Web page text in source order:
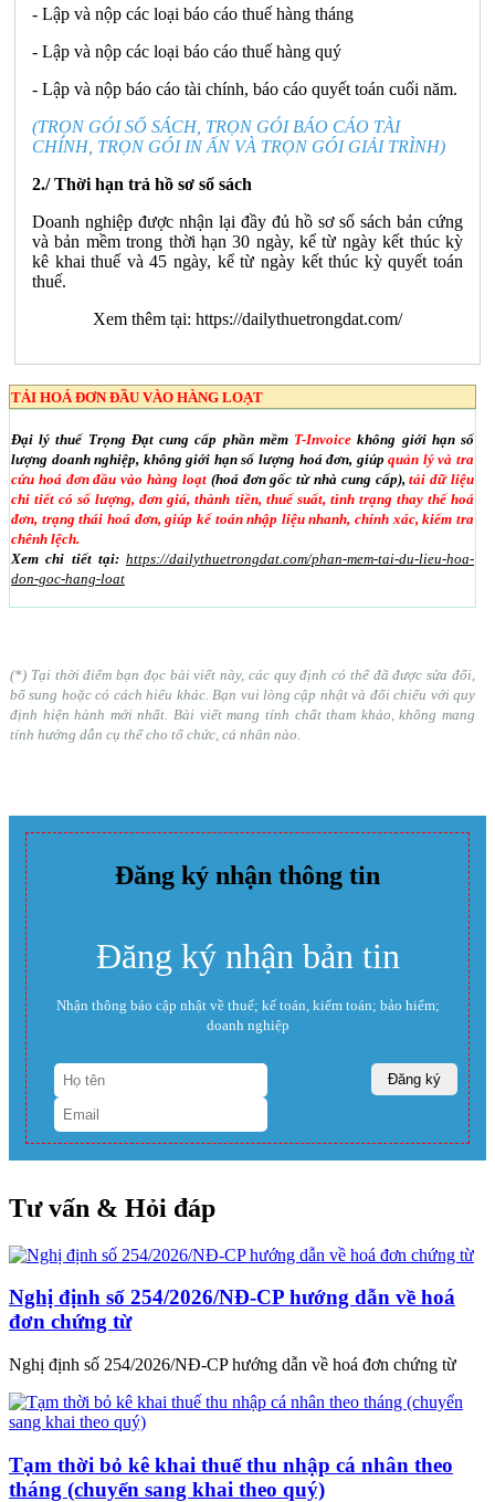
- Lập và nộp các loại báo cáo thuế hàng tháng
- Lập và nộp các loại báo cáo thuế hàng quý
- Lập và nộp báo cáo tài chính, báo cáo quyết toán cuối năm.
(TRỌN GÓI SỔ SÁCH, TRỌN GÓI BÁO CÁO TÀI
CHÍNH, TRỌN GÓI IN ẤN VÀ TRỌN GÓI GIẢI TRÌNH)
2./ Thời hạn trả hồ sơ sổ sách
Doanh nghiệp được nhận lại đầy đủ hồ sơ sổ sách bản cứng
và bản mềm trong thời hạn 30 ngày, kể từ ngày kết thúc kỳ
kê khai thuế và 45 ngày, kể từ ngày kết thúc kỳ quyết toán
thuế.
Xem thêm tại: https://dailythuetrongdat.com/
TẢI HOÁ ĐƠN ĐẦU VÀO HÀNG LOẠT
Đại lý thuế Trọng Đạt cung cấp phần mềm T-Invoice không giới hạn số
lượng doanh nghiệp, không giới hạn số lượng hoá đơn, giúpquản lý và tra
cứu hoá đơn đầu vào hàng loạt(hoá đơn gốc từ nhà cung cấp),tải dữ liệu
chi tiết có số lượng, đơn giá, thành tiền, thuế suất, tình trạng thay thế hoá
đơn, trạng thái hoá đơn, giúp kế toán nhập liệu nhanh, chính xác, kiểm tra
chênh lệch.
Xem chi tiết tại: https://dailythuetrongdat.com/phan-mem-tai-du-lieu-hoa-
don-goc-hang-loat
(*) Tại thời điểm bạn đọc bài viết này, các quy định có thể đã được sửa đổi,
bổ sung hoặc có cách hiểu khác. Bạn vui lòng cập nhật và đối chiếu với quy
định hiện hành mới nhất. Bài viết mang tính chất tham khảo, không mang
tính hướng dẫn cụ thể cho tổ chức, cá nhân nào.
Đăng ký nhận thông tin
Đăng ký nhận bản tin
Nhận thông báo cập nhật về thuế; kế toán, kiểm toán; bảo hiểm;
doanh nghiệp
Tư vấn & Hỏi đáp
Nghị định số 254/2026/NĐ-CP hướng dẫn về hoá
đơn chứng từ
Nghị định số 254/2026/NĐ-CP hướng dẫn về hoá đơn chứng từ
Tạm thời bỏ kê khai thuế thu nhập cá nhân theo
tháng (chuyển sang khai theo quý)